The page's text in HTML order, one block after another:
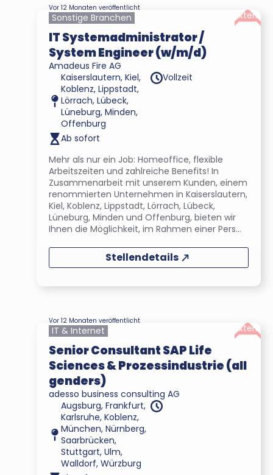
Vor 12 Monaten veröffentlicht
Sonstige Branchen
IT Systemadministrator /
System Engineer (w/m/d)
Amadeus Fire AG
Kaiserslautern, Kiel,
Koblenz, Lippstadt,
Lörrach, Lübeck,
Lüneburg, Minden,
Offenburg
Vollzeit
Ab sofort
Mehr als nur ein Job: Homeoffice, flexible
Arbeitszeiten und zahlreiche Benefits! In
Zusammenarbeit mit unserem Kunden, einem
renommierten Unternehmen in Kaiserslautern,
Kiel, Koblenz, Lippstadt, Lörrach, Lübeck,
Lüneburg, Minden und Offenburg, bieten wir
Ihnen die Möglichkeit, im Rahmen einer Pers...
Extern
Stellendetails
Vor 12 Monaten veröffentlicht
IT & Internet
Senior Consultant SAP Life
Sciences & Prozessindustrie (all
genders)
adesso business consulting AG
Augsburg, Frankfurt,
Karlsruhe, Koblenz,
München, Nürnberg,
Saarbrücken,
Stuttgart, Ulm,
Walldorf, Würzburg
Extern